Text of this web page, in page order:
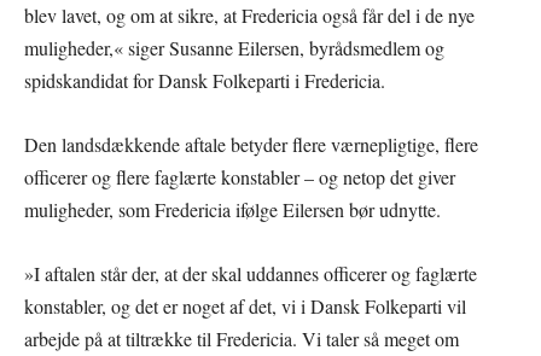
blev lavet, og om at sikre, at Fredericia også får del i de nye
muligheder,« siger Susanne Eilersen, byrådsmedlem og
spidskandidat for Dansk Folkeparti i Fredericia.
Den landsdækkende aftale betyder flere værnepligtige, flere
officerer og flere faglærte konstabler – og netop det giver
muligheder, som Fredericia ifølge Eilersen bør udnytte.
»I aftalen står der, at der skal uddannes officerer og faglærte
konstabler, og det er noget af det, vi i Dansk Folkeparti vil
arbejde på at tiltrække til Fredericia. Vi taler så meget om